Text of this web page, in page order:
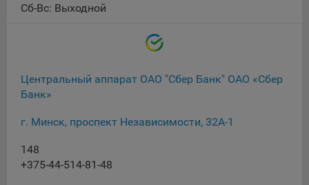
Matomo — это система веб-аналитики, которая позволяет
Адрес: ООО «Рэкун технолоджи», 220069 г. Минск, пр-т
посещали сайт.
проспект, д. 39, стр. 79, БЦ «SkyLight».
Сб-Вс: Выходной
Центральный аппарат ОАО "Сбер Банк" ОАО «Сбер
Банк»
г. Минск, проспект Независимости, 32А-1
148
+375-44-514-81-48